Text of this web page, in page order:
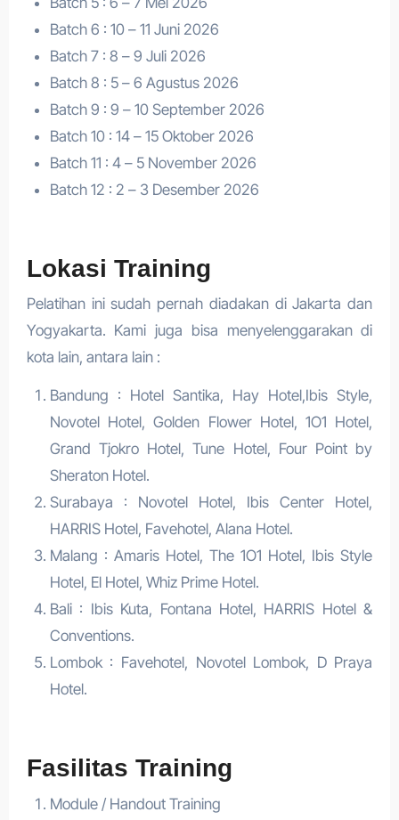
Batch 6 : 10 – 11 Juni 2026
Batch 7 : 8 – 9 Juli 2026
Batch 8 : 5 – 6 Agustus 2026
Batch 9 : 9 – 10 September 2026
Batch 10 : 14 – 15 Oktober 2026
Batch 11 : 4 – 5 November 2026
Batch 12 : 2 – 3 Desember 2026
Lokasi Training
Pelatihan ini sudah pernah diadakan di Jakarta dan
Yogyakarta. Kami juga bisa menyelenggarakan di
kota lain, antara lain :
Bandung : Hotel Santika, Hay Hotel,Ibis Style,
Novotel Hotel, Golden Flower Hotel, 1O1 Hotel,
Grand Tjokro Hotel, Tune Hotel, Four Point by
Sheraton Hotel.
Surabaya : Novotel Hotel, Ibis Center Hotel,
HARRIS Hotel, Favehotel, Alana Hotel.
Malang : Amaris Hotel, The 1O1 Hotel, Ibis Style
Hotel, El Hotel, Whiz Prime Hotel.
Bali : Ibis Kuta, Fontana Hotel, HARRIS Hotel &
Conventions.
Lombok : Favehotel, Novotel Lombok, D Praya
Hotel.
Fasilitas Training
Module / Handout Training